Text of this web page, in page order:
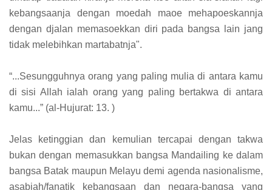
kebangsaanja dengan moedah maoe mehapoeskannja
dengan djalan memasoekkan diri pada bangsa lain jang
tidak melebihkan martabatnja".
“...Sesungguhnya orang yang paling mulia di antara kamu
di sisi Allah ialah orang yang paling bertakwa di antara
kamu...” (al-Hujurat: 13. )
Jelas ketinggian dan kemulian tercapai dengan takwa
bukan dengan memasukkan bangsa Mandailing ke dalam
bangsa Batak maupun Melayu demi agenda nasionalisme,
asabiah/fanatik kebangsaan dan negara-bangsa yang